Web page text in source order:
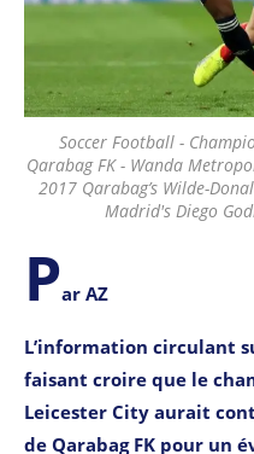
Soccer Football -
Qarabag FK - Wanda
2017 Qarabag’s Wilde-
Madrid's Diego
Par AZ
L’information circulant
faisant croire que le
Leicester City aurait
de Qarabag FK pour un